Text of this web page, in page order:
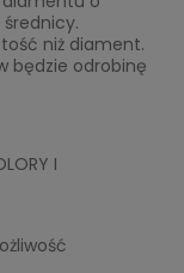
niż diament.
będzie odrobinę
I